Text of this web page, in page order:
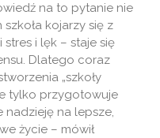
na to pytanie nie
szkoła kojarzy się z
i lęk – staje się
Dlatego coraz
„szkoły
tylko przygotowuje
nadzieję na lepsze,
życie – mówił